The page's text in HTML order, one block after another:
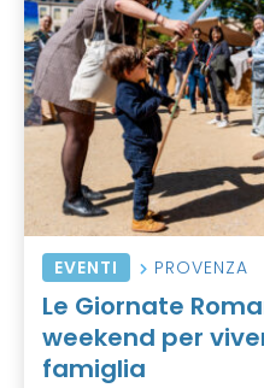
EVENTI PROVENZA
Le Giornate
weekend per
famiglia